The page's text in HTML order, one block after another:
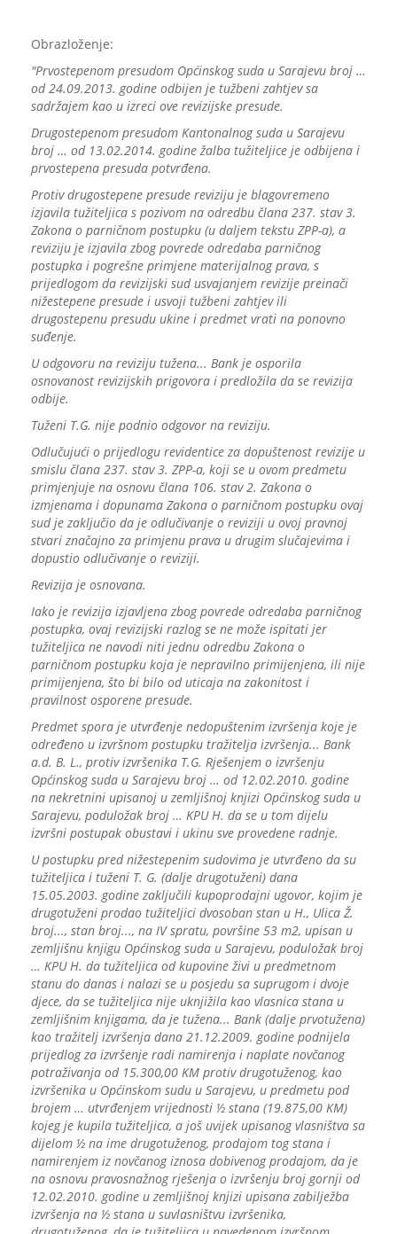
Obrazloženje:
"Prvostepenom presudom Općinskog suda u Sarajevu broj …
od 24.09.2013. godine odbijen je tužbeni zahtjev sa
sadržajem kao u izreci ove revizijske presude.
Drugostepenom presudom Kantonalnog suda u Sarajevu
broj … od 13.02.2014. godine žalba tužiteljice je odbijena i
prvostepena presuda potvrđena.
Protiv drugostepene presude reviziju je blagovremeno
izjavila tužiteljica s pozivom na odredbu člana 237. stav 3.
Zakona o parničnom postupku (u daljem tekstu ZPP-a), a
reviziju je izjavila zbog povrede odredaba parničnog
postupka i pogrešne primjene materijalnog prava, s
prijedlogom da revizijski sud usvajanjem revizije preinači
nižestepene presude i usvoji tužbeni zahtjev ili
drugostepenu presudu ukine i predmet vrati na ponovno
suđenje.
U odgovoru na reviziju tužena... Bank je osporila
osnovanost revizijskih prigovora i predložila da se revizija
odbije.
Tuženi T.G. nije podnio odgovor na reviziju.
Odlučujući o prijedlogu revidentice za dopuštenost revizije u
smislu člana 237. stav 3. ZPP-a, koji se u ovom predmetu
primjenjuje na osnovu člana 106. stav 2. Zakona o
izmjenama i dopunama Zakona o parničnom postupku ovaj
sud je zaključio da je odlučivanje o reviziji u ovoj pravnoj
stvari značajno za primjenu prava u drugim slučajevima i
dopustio odlučivanje o reviziji.
Revizija je osnovana.
Iako je revizija izjavljena zbog povrede odredaba parničnog
postupka, ovaj revizijski razlog se ne može ispitati jer
tužiteljica ne navodi niti jednu odredbu Zakona o
parničnom postupku koja je nepravilno primijenjena, ili nije
primijenjena, što bi bilo od uticaja na zakonitost i
pravilnost osporene presude.
Predmet spora je utvrđenje nedopuštenim izvršenja koje je
određeno u izvršnom postupku tražitelja izvršenja... Bank
a.d. B. L., protiv izvršenika T.G. Rješenjem o izvršenju
Općinskog suda u Sarajevu broj … od 12.02.2010. godine
na nekretnini upisanoj u zemljišnoj knjizi Općinskog suda u
Sarajevu, poduložak broj … KPU H. da se u tom dijelu
izvršni postupak obustavi i ukinu sve provedene radnje.
U postupku pred nižestepenim sudovima je utvrđeno da su
tužiteljica i tuženi T. G. (dalje drugotuženi) dana
15.05.2003. godine zaključili kupoprodajni ugovor, kojim je
drugotuženi prodao tužiteljici dvosoban stan u H., Ulica Ž.
broj..., stan broj..., na IV spratu, površine 53 m2, upisan u
zemljišnu knjigu Općinskog suda u Sarajevu, poduložak broj
… KPU H. da tužiteljica od kupovine živi u predmetnom
stanu do danas i nalazi se u posjedu sa suprugom i dvoje
djece, da se tužiteljica nije uknjižila kao vlasnica stana u
zemljišnim knjigama, da je tužena... Bank (dalje prvotužena)
kao tražitelj izvršenja dana 21.12.2009. godine podnijela
prijedlog za izvršenje radi namirenja i naplate novčanog
potraživanja od 15.300,00 KM protiv drugotuženog, kao
izvršenika u Općinskom sudu u Sarajevu, u predmetu pod
brojem … utvrđenjem vrijednosti ½ stana (19.875,00 KM)
kojeg je kupila tužiteljica, a još uvijek upisanog vlasništva sa
dijelom ½ na ime drugotuženog, prodajom tog stana i
namirenjem iz novčanog iznosa dobivenog prodajom, da je
na osnovu pravosnažnog rješenja o izvršenju broj gornji od
12.02.2010. godine u zemljišnoj knjizi upisana zabilježba
izvršenja na ½ stana u suvlasništvu izvršenika,